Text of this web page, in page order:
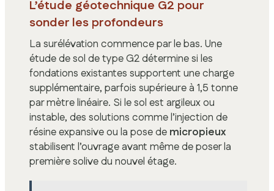
L’étude géotechnique G2 pour
sonder les profondeurs
La surélévation commence par le bas. Une
étude de sol de type G2 détermine si les
fondations existantes supportent une charge
supplémentaire, parfois supérieure à 1,5 tonne
par mètre linéaire. Si le sol est argileux ou
instable, des solutions comme l’injection de
résine expansive ou la pose de micropieux
stabilisent l’ouvrage avant même de poser la
première solive du nouvel étage.